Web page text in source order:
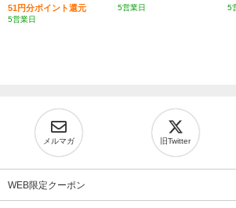
51円分ポイント還元
5営業日
5営業日
5
メルマガ 旧Twitter
WEB限定クーポン